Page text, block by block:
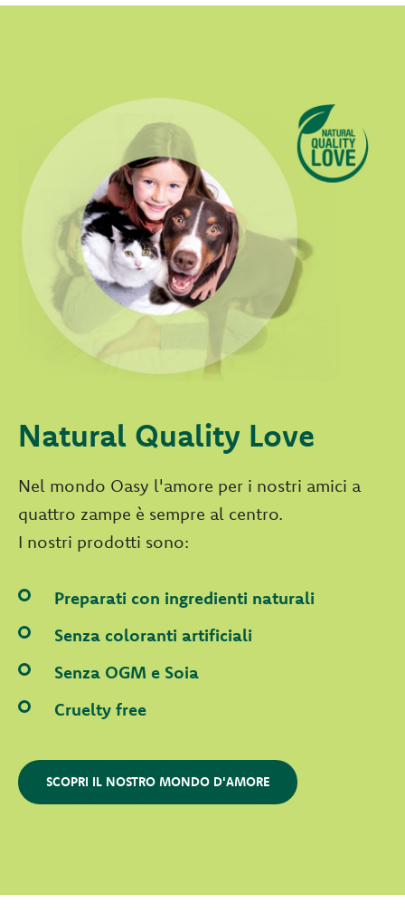
Natural Quality Love
Nel mondo Oasy l'amore per i nostri amici a
quattro zampe è sempre al centro.
I nostri prodotti sono:
Preparati con ingredienti naturali
Senza coloranti artificiali
Senza OGM e Soia
Cruelty free
SCOPRI IL NOSTRO MONDO D'AMORE